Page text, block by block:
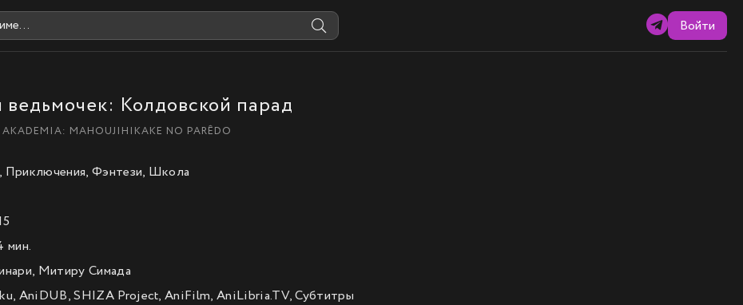
Войти
Колдовской парад
MAHOUJIHIKAKE NO PARÊDO
Приключения, Фэнтези, Школа
мин.
Митиру Симада
AniDUB, SHIZA Project, AniFilm, AniLibria.TV, Субтитры